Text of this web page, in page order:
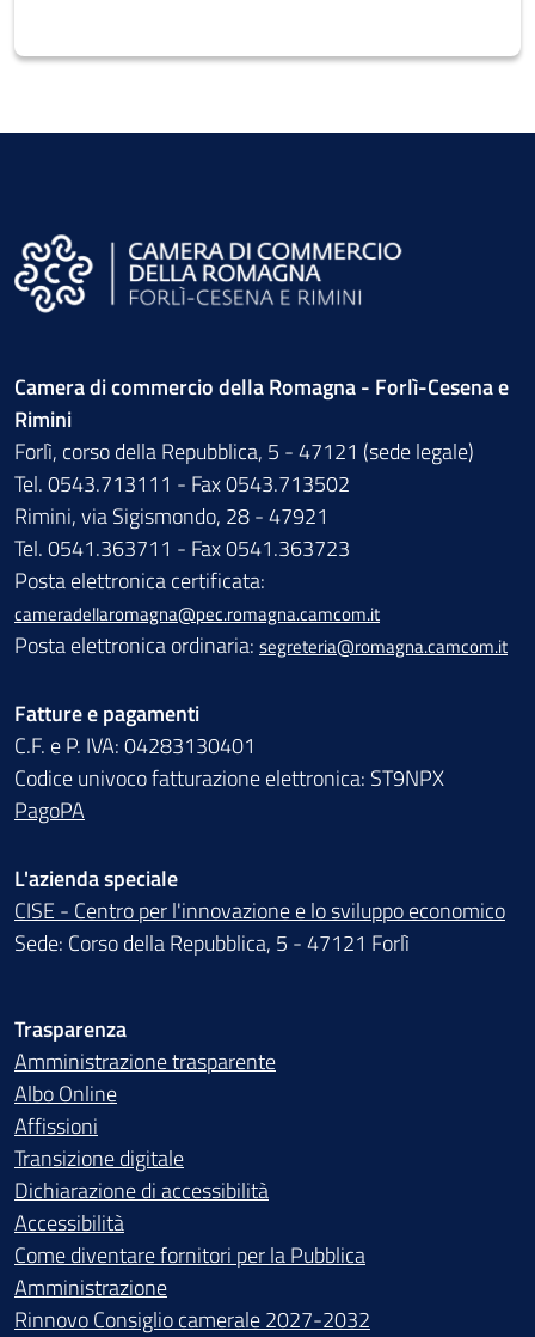
Camera di commercio della Romagna - Forlì-Cesena e
Rimini
Forlì, corso della Repubblica, 5 - 47121 (sede legale)
Tel. 0543.713111 - Fax 0543.713502
Rimini, via Sigismondo, 28 - 47921
Tel. 0541.363711 - Fax 0541.363723
Posta elettronica certificata:
cameradellaromagna@pec.romagna.camcom.it
Posta elettronica ordinaria: segreteria@romagna.camcom.it
Fatture e pagamenti
C.F. e P. IVA: 04283130401
Codice univoco fatturazione elettronica: ST9NPX
PagoPA
L'azienda speciale
CISE - Centro per l'innovazione e lo sviluppo economico
Sede: Corso della Repubblica, 5 - 47121 Forlì
Trasparenza
Amministrazione trasparente
Albo Online
Affissioni
Transizione digitale
Dichiarazione di accessibilità
Accessibilità
Come diventare fornitori per la Pubblica
Amministrazione
Rinnovo Consiglio camerale 2027-2032